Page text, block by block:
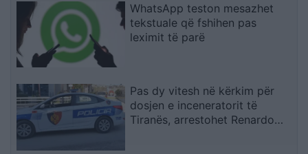
WhatsApp teston mesazhet
tekstuale që fshihen pas
leximit të parë
Pas dy vitesh në kërkim për
dosjen e inceneratorit të
Tiranës, arrestohet Renardo